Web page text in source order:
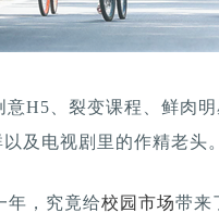
意H5、裂变课程、鲜肉
及电视剧里的作精老头。
年，究竟给校园市场带来